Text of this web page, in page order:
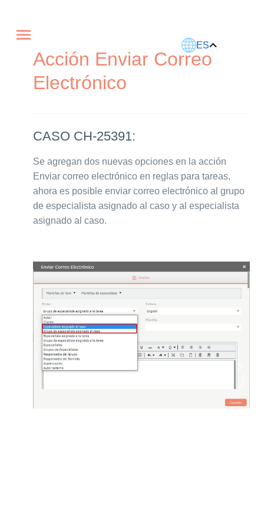
ES
Acción Enviar Correo
Electrónico
CASO CH-25391:
Se agregan dos nuevas opciones en la acción
Enviar correo electrónico en reglas para tareas,
ahora es posible enviar correo electrónico al grupo
de especialista asignado al caso y al especialista
asignado al caso.